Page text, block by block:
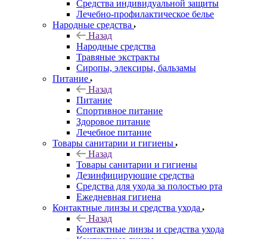
Средства индивидуальной защиты
Лечебно-профилактическое белье
Народные средства
Назад
Народные средства
Травяные экстракты
Сиропы, элексиры, бальзамы
Питание
Назад
Питание
Спортивное питание
Здоровое питание
Лечебное питание
Товары санитарии и гигиены
Назад
Товары санитарии и гигиены
Дезинфицирующие средства
Средства для ухода за полостью рта
Ежедневная гигиена
Контактные линзы и средства ухода
Назад
Контактные линзы и средства ухода